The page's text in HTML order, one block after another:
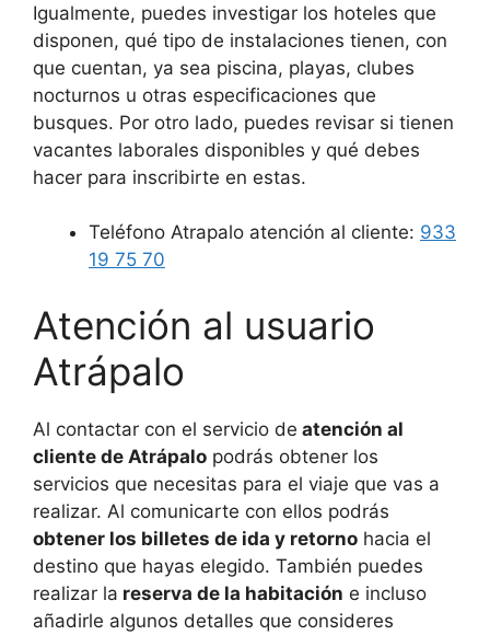
Igualmente, puedes investigar los hoteles que
disponen, qué tipo de instalaciones tienen, con
que cuentan, ya sea piscina, playas, clubes
nocturnos u otras especificaciones que
busques. Por otro lado, puedes revisar si tienen
vacantes laborales disponibles y qué debes
hacer para inscribirte en estas.
Teléfono Atrapalo atención al cliente: 933
19 75 70
Atención al usuario
Atrápalo
Al contactar con el servicio de atención al
cliente de Atrápalo podrás obtener los
servicios que necesitas para el viaje que vas a
realizar. Al comunicarte con ellos podrás
obtener los billetes de ida y retorno hacia el
destino que hayas elegido. También puedes
realizar la reserva de la habitación e incluso
añadirle algunos detalles que consideres